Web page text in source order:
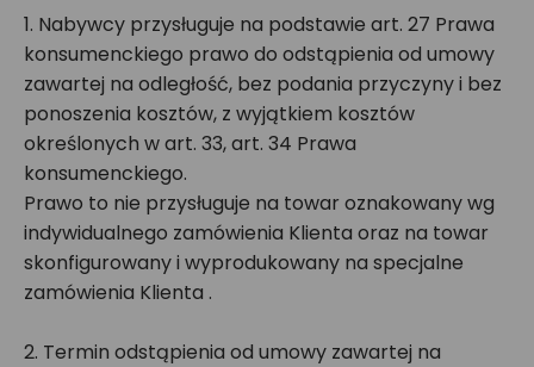
1. Nabywcy przysługuje na podstawie art. 27 Prawa
konsumenckiego prawo do odstąpienia od umowy
zawartej na odległość, bez podania przyczyny i bez
ponoszenia kosztów, z wyjątkiem kosztów
określonych w art. 33, art. 34 Prawa
konsumenckiego.
Prawo to nie przysługuje na towar oznakowany wg
indywidualnego zamówienia Klienta oraz na towar
skonfigurowany i wyprodukowany na specjalne
zamówienia Klienta .
2. Termin odstąpienia od umowy zawartej na